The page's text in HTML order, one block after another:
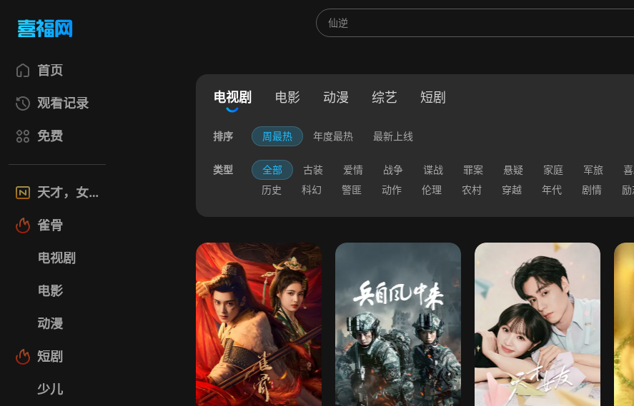
首页
观看记录
免费
天才，女友
雀骨
电视剧
电影
动漫
短剧
少儿
电视剧 电影 动漫 综艺 短剧
排序 周最热 年度最热 最新上线
类型 全部 古装 爱情 战争 谍战 罪案 悬疑 家庭 军旅
历史
科幻 警匪 动作 伦理 农村 穿越 年代 剧情